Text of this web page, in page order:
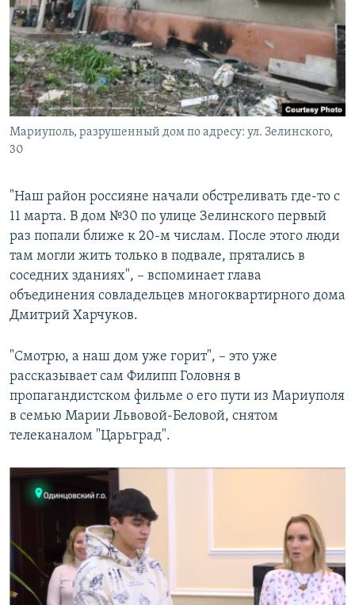
Мариуполь, разрушенный дом по адресу: ул. Зелинского,
30
"Наш район россияне начали обстреливать где-то с
11 марта. В дом №30 по улице Зелинского первый
раз попали ближе к 20-м числам. После этого люди
там могли жить только в подвале, прятались в
соседних зданиях", – вспоминает глава
объединения совладельцев многоквартирного дома
Дмитрий Харчуков.
"Смотрю, а наш дом уже горит", – это уже
рассказывает сам Филипп Головня в
пропагандистском фильме о его пути из Мариуполя
в семью Марии Львовой-Беловой, снятом
телеканалом "Царьград".